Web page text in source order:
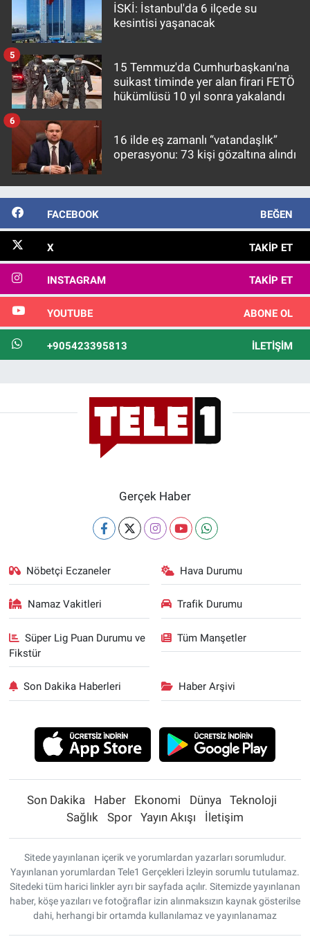
İSKİ: İstanbul'da 6 ilçede su
kesintisi yaşanacak
15 Temmuz'da Cumhurbaşkanı'na
suikast timinde yer alan firari FETÖ
hükümlüsü 10 yıl sonra yakalandı
5
16 ilde eş zamanlı “vatandaşlık”
operasyonu: 73 kişi gözaltına alındı
6
FACEBOOK BEĞEN
X TAKIP ET
INSTAGRAM TAKIP ET
YOUTUBE ABONE OL
+905423395813 İLETIŞIM
Gerçek Haber
Nöbetçi Eczaneler Hava Durumu
Namaz Vakitleri Trafik Durumu
Süper Lig Puan Durumu ve
Fikstür
Tüm Manşetler
Son Dakika Haberleri Haber Arşivi
Son Dakika Haber Ekonomi Dünya
Teknoloji
Sağlık
Spor Yayın Akışı İletişim
Sitede yayınlanan içerik ve yorumlardan yazarları sorumludur.
Yayınlanan yorumlardan Tele1 Gerçekleri İzleyin sorumlu tutulamaz.
Sitedeki tüm harici linkler ayrı bir sayfada açılır. Sitemizde yayınlanan
haber, köşe yazıları ve fotoğraflar izin alınmaksızın kaynak gösterilse
dahi, herhangi bir ortamda kullanılamaz ve yayınlanamaz